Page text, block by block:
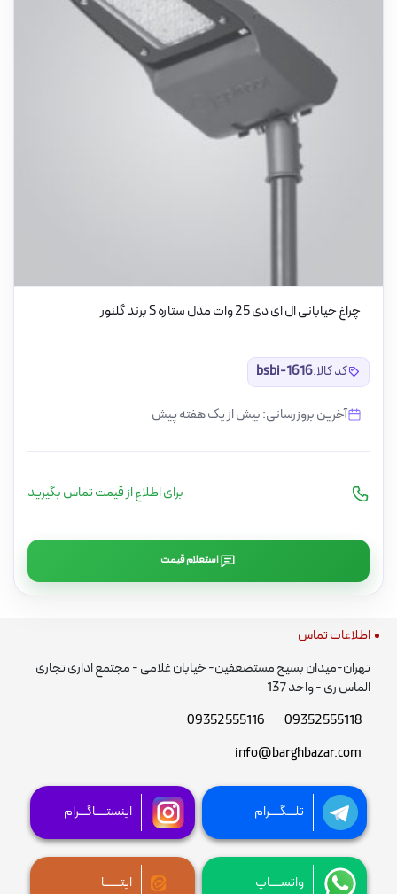
چراغ خیابانی ال ای دی 25 وات مدل ستاره S برند گلنور
کد کالا:bsbi-1616
آخرین بروزرسانی: بیش از یک هفته پیش
برای اطلاع از قیمت تماس بگیرید
استعلام قیمت
اطلاعات تماس
تهران-میدان بسیج مستضعفین- خیابان غلامی - مجتمع اداری تجاری
الماس ری - واحد 137
09352555118
09352555116
info@barghbazar.com
تلـــگــــرام اینستــــاگـــرام
واتســــاپ ایتــــــا